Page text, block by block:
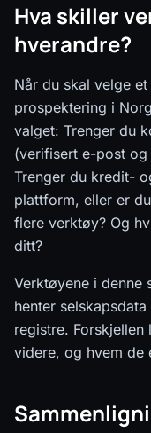
Hva skiller
hverandre?
Når du skal velge
prospektering i
valget: Trenger du
(verifisert e-post
Trenger du kredit-
plattform, eller er
flere verktøy? Og
ditt?
Verktøyene i denne
henter
registre.
videre, og hvem de